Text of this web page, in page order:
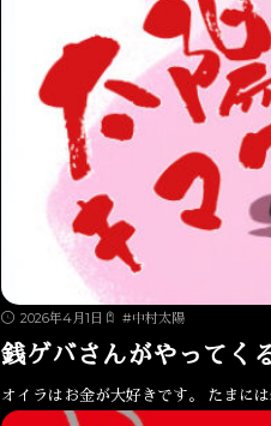
2026年4月1日 #中村太陽
銭ゲバさんがやってく
オイラはお金が大好きです。 たまに